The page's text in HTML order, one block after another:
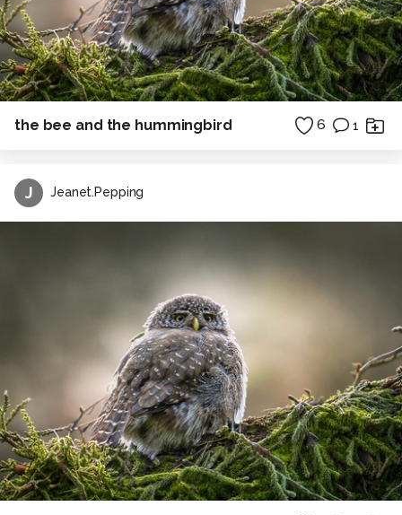
the bee and the hummingbird 6 1
J Jeanet.Pepping